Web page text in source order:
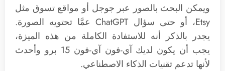
ويمكن البحث بالصور عبر جوجل أو مواقع تسوق مثل
Etsy، أو حتى سؤال ChatGPT عمَّا تحتويه الصورة.
يجدر بالذكر أنه للاستفادة الكاملة من هذه الميزة،
يجب أن يكون لديك آي-فون آي-فون 15 برو وأحدث
لأنها تدعم تقنيات الذكاء الاصطناعي.